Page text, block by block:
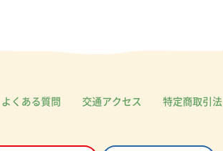
よくある質問 交通アクセス 特定商取引法